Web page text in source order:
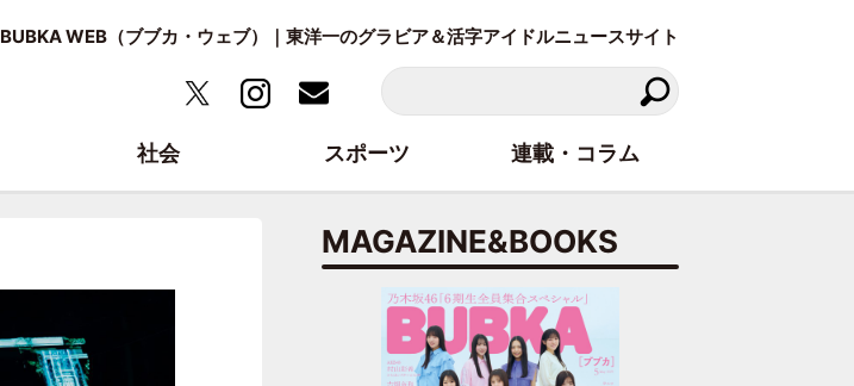
BUBKA WEB（ブブカ・ウェブ）｜東洋一のグラビア＆活字アイドルニュースサイト
MAGAZINE&BOOKS
社会 スポーツ 連載・コラム